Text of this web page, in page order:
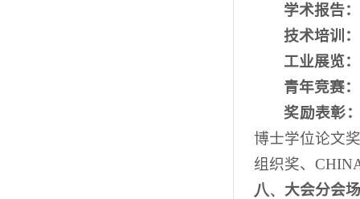
学术报告：
技术培训：
工业展览：
青年竞赛：
奖励表彰
博士学位论文
组织奖、
八、 大会分会场